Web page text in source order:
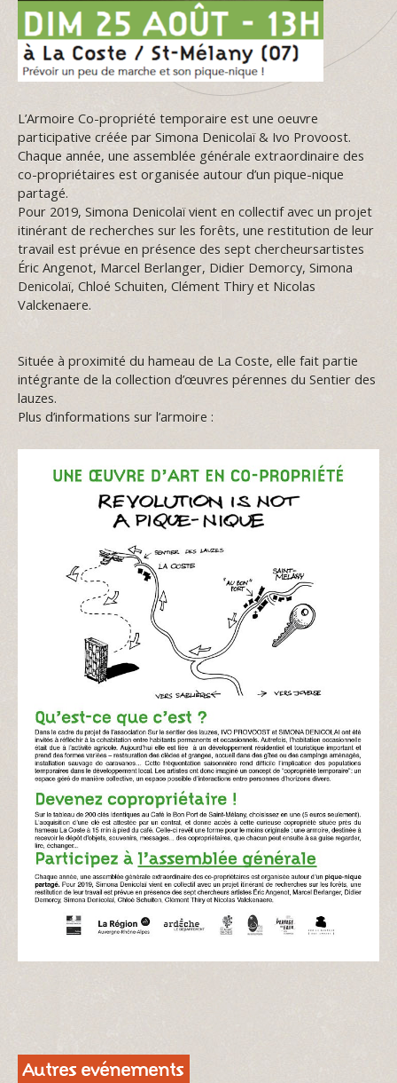
L’Armoire Co-propriété temporaire est une oeuvre
participative créée par Simona Denicolaï & Ivo Provoost.
Chaque année, une assemblée générale extraordinaire des
co-propriétaires est organisée autour d’un pique-nique
partagé.
Pour 2019, Simona Denicolaï vient en collectif avec un projet
itinérant de recherches sur les forêts, une restitution de leur
travail est prévue en présence des sept chercheursartistes
Éric Angenot, Marcel Berlanger, Didier Demorcy, Simona
Denicolaï, Chloé Schuiten, Clément Thiry et Nicolas
Valckenaere.
Située à proximité du hameau de La Coste, elle fait partie
intégrante de la collection d’œuvres pérennes du Sentier des
lauzes.
Plus d’informations sur l’armoire :
Autres evénements